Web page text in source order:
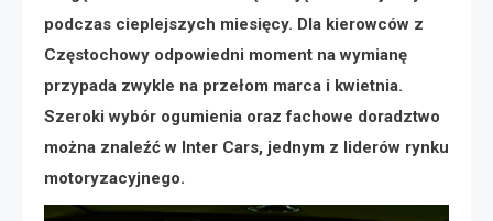
podczas cieplejszych miesięcy. Dla kierowców z
Częstochowy odpowiedni moment na wymianę
przypada zwykle na przełom marca i kwietnia.
Szeroki wybór ogumienia oraz fachowe doradztwo
można znaleźć w Inter Cars, jednym z liderów rynku
motoryzacyjnego.